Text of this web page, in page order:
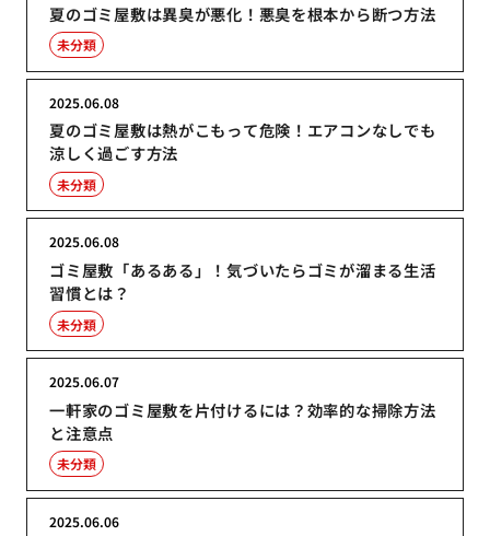
夏のゴミ屋敷は異臭が悪化！悪臭を根本から断つ方法
未分類
夏のゴミ屋敷は熱がこもって危険！エアコンなしでも
涼しく過ごす方法
2025.06.08
未分類
ゴミ屋敷「あるある」！気づいたらゴミが溜まる生活
習慣とは？
2025.06.08
未分類
一軒家のゴミ屋敷を片付けるには？効率的な掃除方法
と注意点
2025.06.07
未分類
2025.06.06